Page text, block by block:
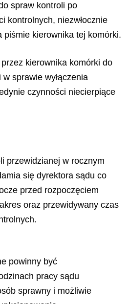
spraw kontroli po
kontrolnych, niezwłocznie
piśmie kierownika tej komórki.
kierownika komórki do
sprawie wyłączenia
czynności niecierpiące
przewidzianej w rocznym
się dyrektora sądu co
przed rozpoczęciem
oraz przewidywany czas
powinny być
pracy sądu
sprawny i możliwie